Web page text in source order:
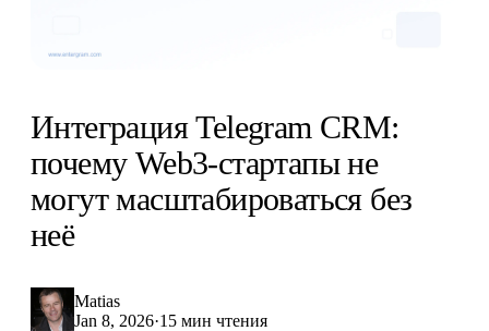
Интеграция Telegram CRM:
почему Web3-стартапы не
могут масштабироваться без
неё
Matias
Jan 8, 2026·15 мин чтения